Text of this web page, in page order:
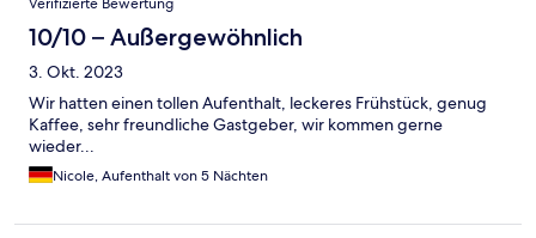
Verifizierte Bewertung
10/10 – Außergewöhnlich
3. Okt. 2023
Wir hatten einen tollen Aufenthalt, leckeres Frühstück, genug
Kaffee, sehr freundliche Gastgeber, wir kommen gerne
wieder...
Nicole, Aufenthalt von 5 Nächten